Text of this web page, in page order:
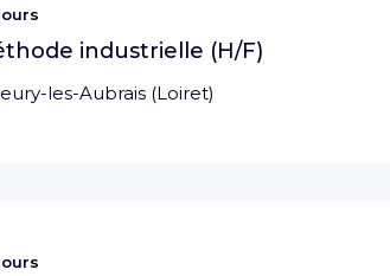
industrielle (H/F)
les-Aubrais(Loiret)